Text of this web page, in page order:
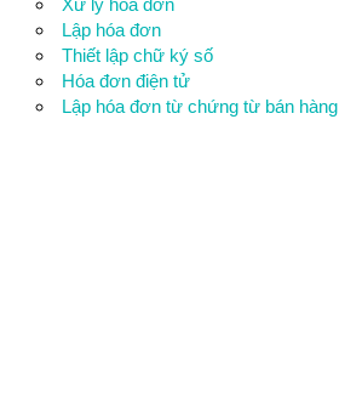
Xử lý hóa đơn
Lập hóa đơn
Thiết lập chữ ký số
Hóa đơn điện tử
Lập hóa đơn từ chứng từ bán hàng